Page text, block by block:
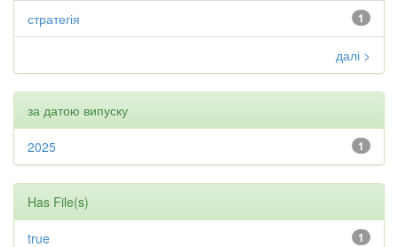
1
стратегія
далі >
за датою випуску
1
2025
Has File(s)
1
true